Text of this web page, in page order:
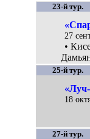
23-й тур.
27
•
25-й тур.
18
27-й тур.